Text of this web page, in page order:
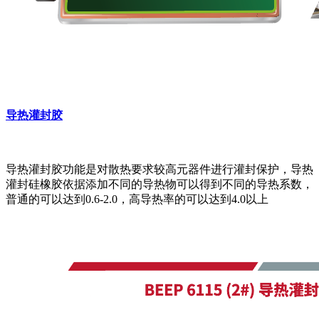
导热灌封胶
导热灌封胶功能是对散热要求较高元器件进行灌封保护，导热
灌封硅橡胶依据添加不同的导热物可以得到不同的导热系数，
普通的可以达到0.6-2.0，高导热率的可以达到4.0以上